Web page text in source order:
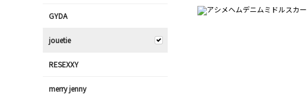
GYDA
jouetie
RESEXXY
merry jenny